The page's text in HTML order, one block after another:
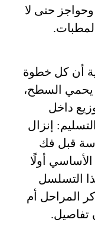
وحواجز حتى لا
أن كل خطوة
يحمي السطح،
داخل
إنزال
قبل فك
الأساسي أولًا
التسلسل
المراحل أم
تفاصيل.